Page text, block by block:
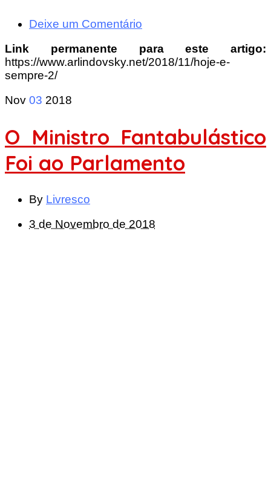
Deixe um Comentário
Link permanente para este artigo:
https://www.arlindovsky.net/2018/11/hoje-e-
sempre-2/
Nov 03 2018
O Ministro Fantabulástico
Foi ao Parlamento
By Livresco
3 de Novembro de 2018